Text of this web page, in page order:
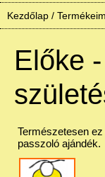
Kezdőlap / Termékeim
Előke
Természetesen
passzoló ajándék.